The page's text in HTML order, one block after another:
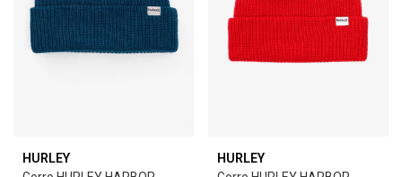
HURLEY
HURLEY